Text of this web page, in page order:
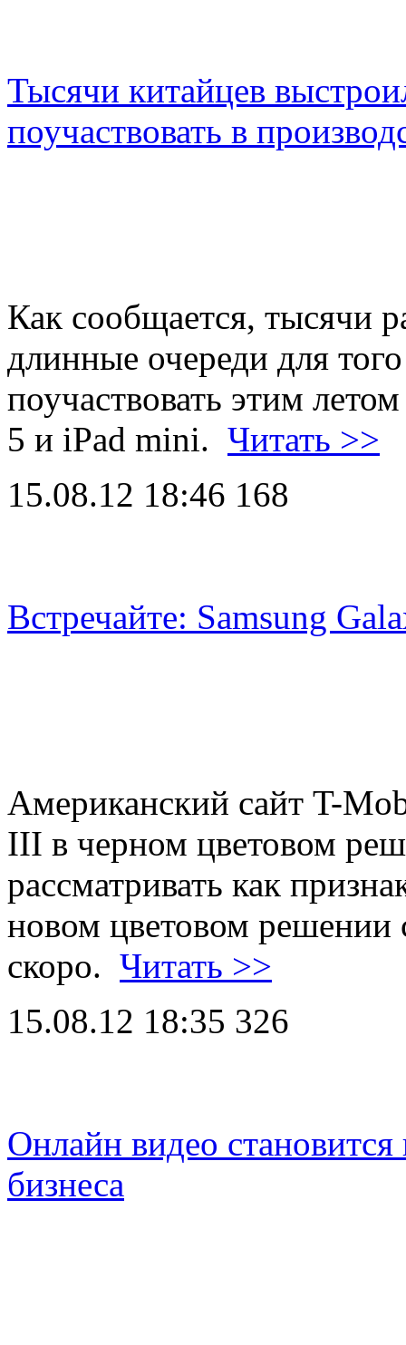
Тысячи китайцев
поучаствовать в
Как сообщается, тысячи
длинные очереди для
поучаствовать этим
5 и iPad mini. Читать >>
15.08.12 18:46 168
Встречайте: Samsung
Американский сайт T-
III в черном цветовом
рассматривать как
новом цветовом решении
скоро. Читать >>
15.08.12 18:35 326
Онлайн видео
бизнеса